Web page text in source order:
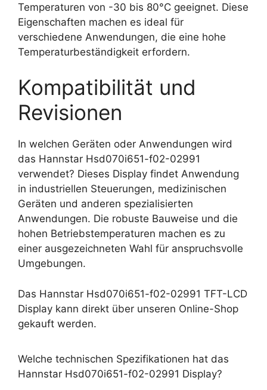
Temperaturen von -30 bis 80°C geeignet. Diese
Eigenschaften machen es ideal für
verschiedene Anwendungen, die eine hohe
Temperaturbeständigkeit erfordern.
Kompatibilität und
Revisionen
In welchen Geräten oder Anwendungen wird
das Hannstar Hsd070i651-f02-02991
verwendet? Dieses Display findet Anwendung
in industriellen Steuerungen, medizinischen
Geräten und anderen spezialisierten
Anwendungen. Die robuste Bauweise und die
hohen Betriebstemperaturen machen es zu
einer ausgezeichneten Wahl für anspruchsvolle
Umgebungen.
Das Hannstar Hsd070i651-f02-02991 TFT-LCD
Display kann direkt über unseren Online-Shop
gekauft werden.
Welche technischen Spezifikationen hat das
Hannstar Hsd070i651-f02-02991 Display?